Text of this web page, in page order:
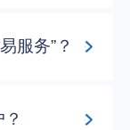
服务”？